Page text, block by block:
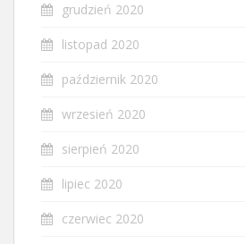
grudzień 2020
listopad 2020
październik 2020
wrzesień 2020
sierpień 2020
lipiec 2020
czerwiec 2020